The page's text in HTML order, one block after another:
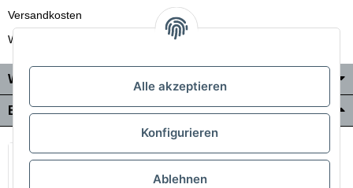
Versandkosten
Wir liefern auch in die Schweiz
Wo Sie uns finden
Bezahlung & Versand
Alle akzeptieren
Konfigurieren
Ablehnen